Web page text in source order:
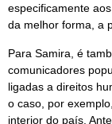
especificamente
da melhor forma, a
Para Samira, é
comunicadores
ligadas a direitos
o caso, por
interior do país.